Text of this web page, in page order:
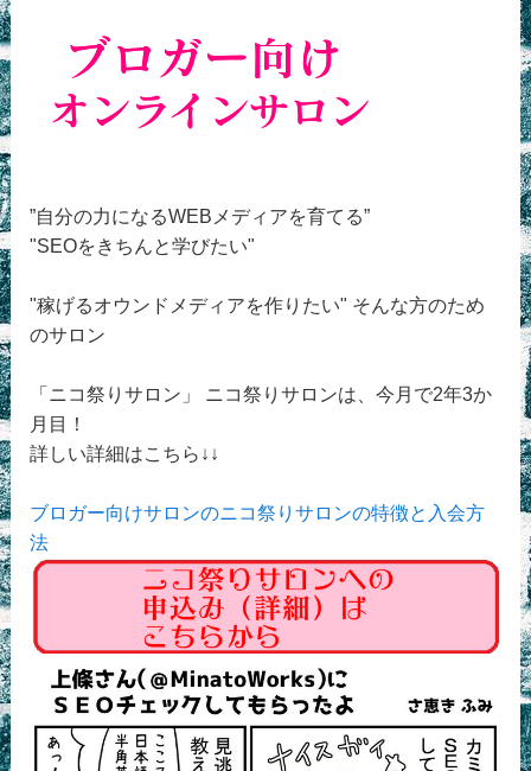
”自分の力になるWEBメディアを育てる”
"SEOをきちんと学びたい"
"稼げるオウンドメディアを作りたい" そんな方のため
のサロン
「ニコ祭りサロン」 ニコ祭りサロンは、今月で2年3か
月目！
詳しい詳細はこちら↓↓
ブロガー向けサロンのニコ祭りサロンの特徴と入会方
法